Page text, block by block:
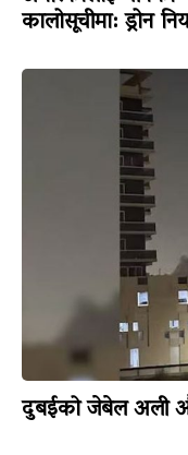
कालोसूचीमा: ड्रोन
दुबईको जेबेल अली